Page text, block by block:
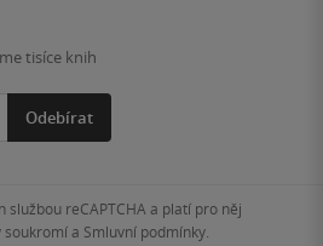
tisíce knih
Odebírat
službou reCAPTCHA a platí pro něj
soukromía Smluvní podmínky